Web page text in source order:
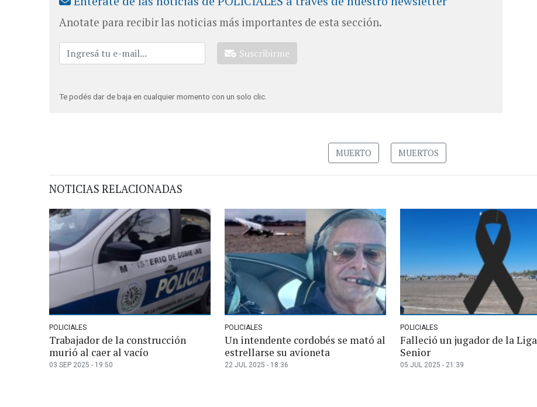
Anotate para recibir las noticias más importantes de esta sección.
Suscribirme
Te podés dar de baja en cualquier momento con un solo clic.
MUERTO MUERTOS
NOTICIAS RELACIONADAS
POLICIALES
Trabajador de la construcción
murió al caer al vacío
03 SEP 2025 - 19:50
POLICIALES
Un intendente cordobés se mató al
estrellarse su avioneta
22 JUL 2025 - 18:36
POLICIALES
Falleció un jugador de la Liga
Senior
05 JUL 2025 - 21:39